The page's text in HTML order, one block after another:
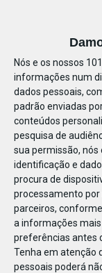
Nós e os nossos
informações num
dados pessoais,
padrão enviadas
conteúdos
pesquisa de
sua permissão,
identificação e
procura de
processamento por
parceiros,
a informações
preferências antes
Tenha em atenção
pessoais poderá